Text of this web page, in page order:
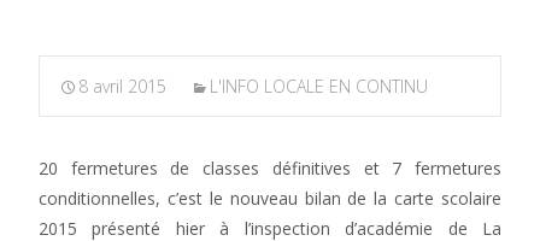
8 avril 2015 L'INFO LOCALE EN CONTINU
20 fermetures de classes définitives et 7 fermetures
conditionnelles, c’est le nouveau bilan de la carte scolaire
2015 présenté hier à l’inspection d’académie de La